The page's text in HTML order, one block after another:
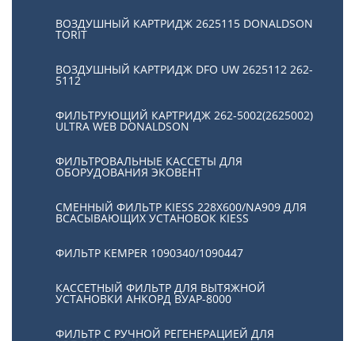
ВОЗДУШНЫЙ КАРТРИДЖ 2625115 DONALDSON
TORIT
ВОЗДУШНЫЙ КАРТРИДЖ DFO UW 2625112 262-
5112
ФИЛЬТРУЮЩИЙ КАРТРИДЖ 262-5002(2625002)
ULTRA WEB DONALDSON
ФИЛЬТРОВАЛЬНЫЕ КАССЕТЫ ДЛЯ
ОБОРУДОВАНИЯ ЭКОВЕНТ
СМЕННЫЙ ФИЛЬТР KIESS 228Х600/NA909 ДЛЯ
ВСАСЫВАЮЩИХ УСТАНОВОК KIESS
ФИЛЬТР KEMPER 1090340/1090447
КАССЕТНЫЙ ФИЛЬТР ДЛЯ ВЫТЯЖНОЙ
УСТАНОВКИ АНКОРД ВУАР-8000
ФИЛЬТР С РУЧНОЙ РЕГЕНЕРАЦИЕЙ ДЛЯ